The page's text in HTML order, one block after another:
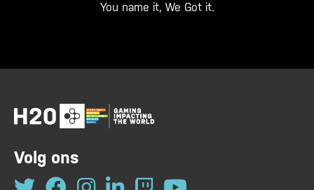
You name it, We Got it.
Volg ons